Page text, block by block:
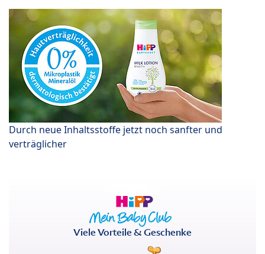
Durch neue Inhaltsstoffe jetzt noch sanfter und
verträglicher
Viele Vorteile & Geschenke